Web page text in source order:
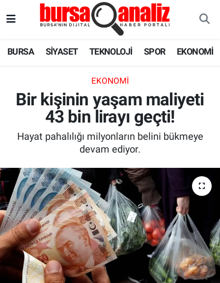
BURSA SİYASET TEKNOLOJİ SPOR EKONOMİ
EKONOMI
Bir kişinin yaşam maliyeti
43 bin lirayı geçti!
Hayat pahalılığı milyonların belini bükmeye
devam ediyor.
SPOR
EKONOMİ
ASTROLOJİ
BLOG
Süper Lig Puan Durumu ve Fikstür
Tüm Manşetler
Haber Arşivi